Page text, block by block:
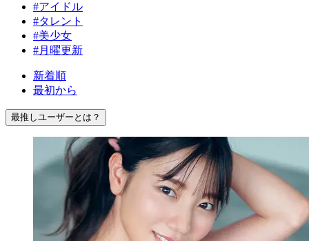
#アイドル
#タレント
#美少女
#月曜更新
新着順
最初から
最推しユーザーとは？